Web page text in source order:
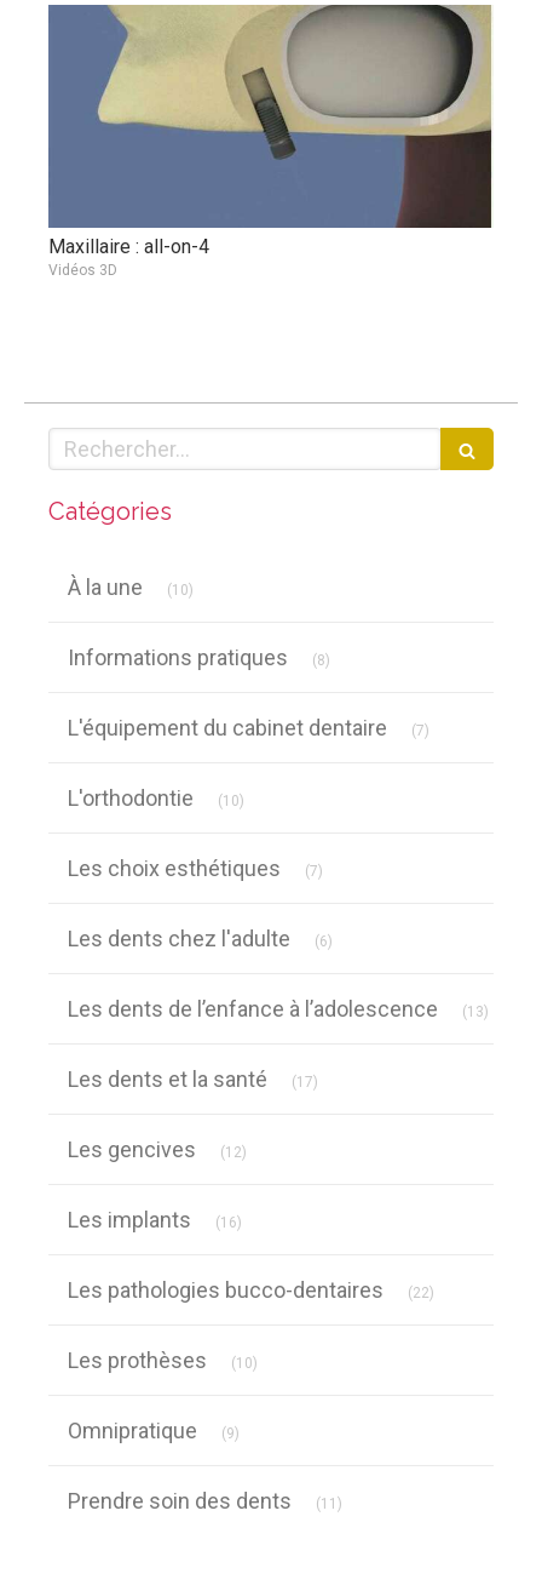
Maxillaire : all-on-4
Vidéos 3D
Rechercher
Catégories
À la une (10)
Informations pratiques (8)
L'équipement du cabinet dentaire (7)
L'orthodontie (10)
Les choix esthétiques (7)
Les dents chez l'adulte (6)
Les dents de l’enfance à l’adolescence (13)
Les dents et la santé (17)
Les gencives (12)
Les implants (16)
Les pathologies bucco-dentaires (22)
Les prothèses (10)
Omnipratique (9)
Prendre soin des dents (11)